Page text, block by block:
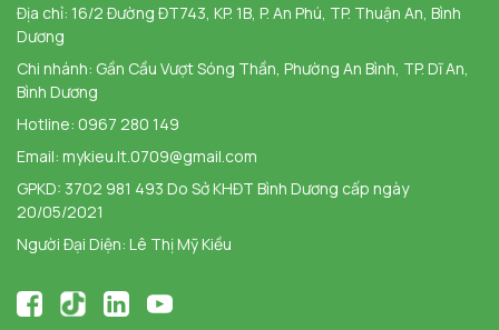
Địa chỉ: 16/2 Đường ĐT743, KP. 1B, P. An Phú, TP. Thuận An, Bình
Dương
Chi nhánh: Gần Cầu Vượt Sóng Thần, Phường An Bình, TP. Dĩ An,
Bình Dương
Hotline: 0967 280 149
Email: mykieu.lt.0709@gmail.com
GPKD: 3702 981 493 Do Sở KHĐT Bình Dương cấp ngày
20/05/2021
Người Đại Diện: Lê Thị Mỹ Kiều